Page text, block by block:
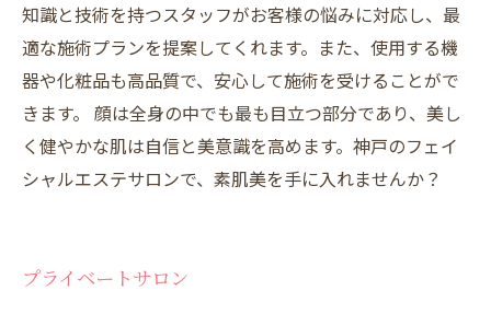
知識と技術を持つスタッフがお客様の悩みに対応し、最
適な施術プランを提案してくれます。また、使用する機
器や化粧品も高品質で、安心して施術を受けることがで
きます。 顔は全身の中でも最も目立つ部分であり、美し
く健やかな肌は自信と美意識を高めます。神戸のフェイ
シャルエステサロンで、素肌美を手に入れませんか？
プライベートサロン